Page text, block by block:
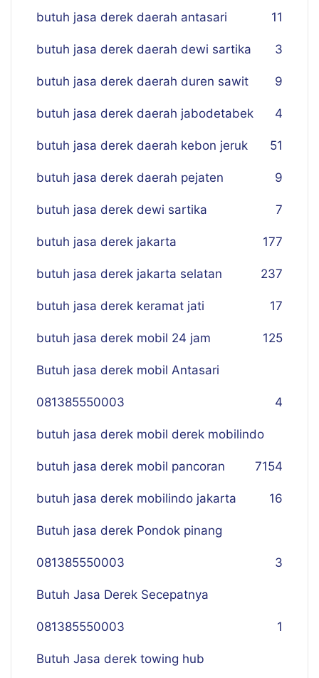
butuh jasa derek daerah antasari 11
butuh jasa derek daerah dewi sartika 3
butuh jasa derek daerah duren sawit 9
butuh jasa derek daerah jabodetabek 4
butuh jasa derek daerah kebon jeruk 51
butuh jasa derek daerah pejaten 9
butuh jasa derek dewi sartika 7
butuh jasa derek jakarta 177
butuh jasa derek jakarta selatan 237
butuh jasa derek keramat jati 17
butuh jasa derek mobil 24 jam 125
Butuh jasa derek mobil Antasari
081385550003 4
butuh jasa derek mobil derek mobilindo
154
butuh jasa derek mobil pancoran 7
butuh jasa derek mobilindo jakarta 16
Butuh jasa derek Pondok pinang
081385550003 3
Butuh Jasa Derek Secepatnya
081385550003 1
Butuh Jasa derek towing hub